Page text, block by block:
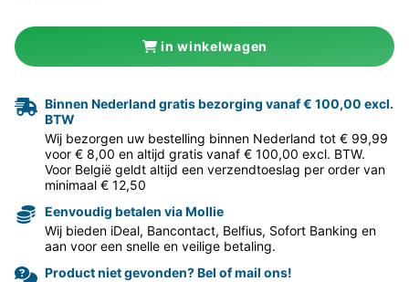
in winkelwagen
Binnen Nederland gratis bezorging vanaf € 100,00 excl.
BTW
Wij bezorgen uw bestelling binnen Nederland tot € 99,99
voor € 8,00 en altijd gratis vanaf € 100,00 excl. BTW.
Voor België geldt altijd een verzendtoeslag per order van
minimaal € 12,50
Eenvoudig betalen via Mollie
Wij bieden iDeal, Bancontact, Belfius, Sofort Banking en
aan voor een snelle en veilige betaling.
Product niet gevonden? Bel of mail ons!